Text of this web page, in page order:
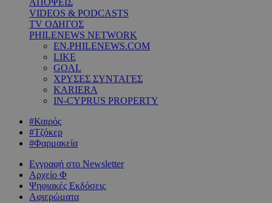
ΑΠΟΨΕΙΣ
VIDEOS & PODCASTS
TV ΟΔΗΓΟΣ
PHILENEWS NETWORK
EN.PHILENEWS.COM
LIKE
GOAL
ΧΡΥΣΕΣ ΣΥΝΤΑΓΕΣ
KARIERA
IN-CYPRUS PROPERTY
#Καιρός
#Τζόκερ
#Φαρμακεία
Εγγραφή στο Newsletter
Αρχείο Φ
Ψηφιακές Εκδόσεις
Αφιερώματα